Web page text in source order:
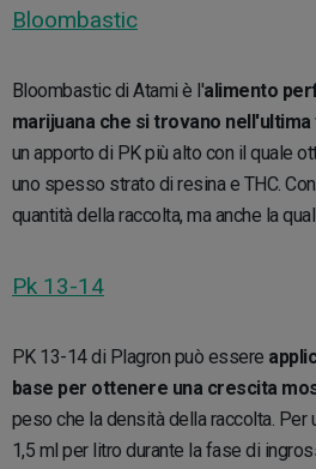
Bloombastic
Bloombastic di Atami è l'alimento
marijuana che si trovano
un apporto di PK più alto con il quale
uno spesso strato di resina e THC.
quantità della raccolta, ma anche la
Pk 13-14
PK 13-14 di Plagron può essere
base per ottenere una crescita
peso che la densità della raccolta.
1,5 ml per litro durante la fase di